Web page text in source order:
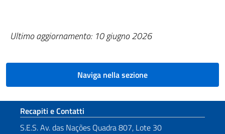
Ultimoaggiornamento: 10 giugno 2026
Naviga nella sezione
Sezione footer
Recapiti e Contatti
S.E.S. Av. das Nações Quadra 807, Lote 30